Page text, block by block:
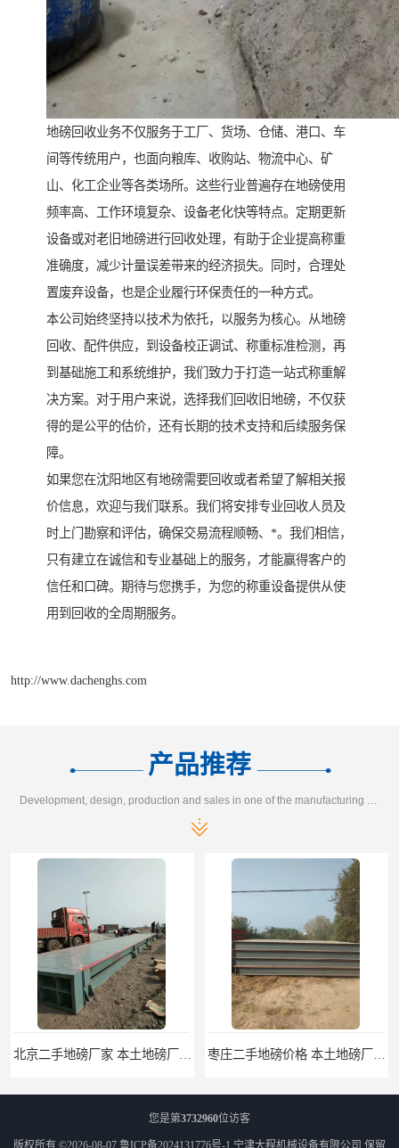
地磅回收业务不仅服务于工厂、货场、仓储、港口、车
间等传统用户，也面向粮库、收购站、物流中心、矿
山、化工企业等各类场所。这些行业普遍存在地磅使用
频率高、工作环境复杂、设备老化快等特点。定期更新
设备或对老旧地磅进行回收处理，有助于企业提高称重
准确度，减少计量误差带来的经济损失。同时，合理处
置废弃设备，也是企业履行环保责任的一种方式。
本公司始终坚持以技术为依托，以服务为核心。从地磅
回收、配件供应，到设备校正调试、称重标准检测，再
到基础施工和系统维护，我们致力于打造一站式称重解
决方案。对于用户来说，选择我们回收旧地磅，不仅获
得的是公平的估价，还有长期的技术支持和后续服务保
障。
如果您在沈阳地区有地磅需要回收或者希望了解相关报
价信息，欢迎与我们联系。我们将安排专业回收人员及
时上门勘察和评估，确保交易流程顺畅、*。我们相信，
只有建立在诚信和专业基础上的服务，才能赢得客户的
信任和口碑。期待与您携手，为您的称重设备提供从使
用到回收的全周期服务。
http://www.dachenghs.com
产品推荐
您是第3732960位访客
版权所有 ©2026-08-07 鲁ICP备2024131776号-1 宁津大程机械设备有限公司 保留